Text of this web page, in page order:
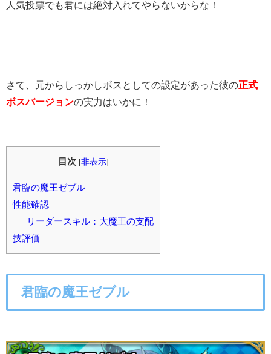
人気投票でも君には絶対入れてやらないからな！
さて、元からしっかしボスとしての設定があった彼の正式
ボスバージョンの実力はいかに！
目次 [非表示]
君臨の魔王ゼブル
性能確認
リーダースキル：大魔王の支配
技評価
君臨の魔王ゼブル